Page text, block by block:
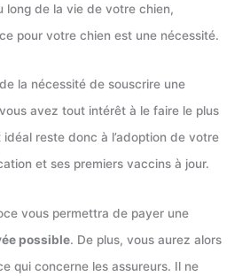
long de la vie de votre chien,
pour votre chien est une nécessité.
la nécessité de souscrire une
avez tout intérêt à le faire le plus
reste donc à l’adoption de votre
et ses premiers vaccins à jour.
vous permettra de payer une
possible. De plus, vous aurez alors
qui concerne les assureurs. Il ne